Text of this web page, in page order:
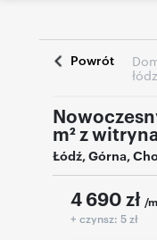
Powrót
m² z
Łódź,Górna,
4 690 zł /
+ czynsz: 5 zł